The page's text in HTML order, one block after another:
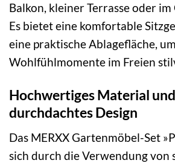
Balkon, kleiner Terrasse oder
Es bietet eine komfortable
eine praktische Ablagefläche,
Wohlfühlmomente im Freien
Hochwertiges Material und
durchdachtes Design
Das MERXX Gartenmöbel-Set
sich durch die Verwendung von